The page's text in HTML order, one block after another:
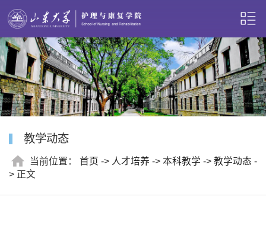
教学动态
当前位置： 首页 -> 人才培养 -> 本科教学 -> 教学动态 -
> 正文